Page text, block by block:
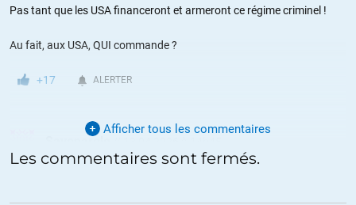
Pas tant que les USA financeront et armeront ce régime criminel !
Au fait, aux USA, QUI commande ?
+17 ALERTER
Savonarole
Afficher tous les commentaires
Les commentaires sont fermés.